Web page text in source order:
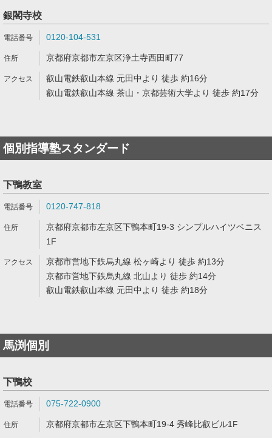
銀閣寺校
0120-104-531
京都府京都市左京区浄土寺西田町77
叡山電鉄叡山本線 元田中より 徒歩 約16分
叡山電鉄叡山本線 茶山・京都芸術大学より 徒歩 約17分
個別指導塾スタンダード
下鴨教室
0120-747-818
京都府京都市左京区下鴨本町19-3 シンプルハイツベニス
1F
京都市営地下鉄烏丸線 松ヶ崎より 徒歩 約13分
京都市営地下鉄烏丸線 北山より 徒歩 約14分
叡山電鉄叡山本線 元田中より 徒歩 約18分
馬渕個別
下鴨校
075-722-0900
京都府京都市左京区下鴨本町19-4 秀峰比叡ビル1F